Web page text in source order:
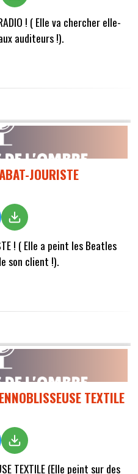
RADIO ! ( Elle va chercher elle-
auditeurs !).
JOURISTE
! ( Elle a peint les Beatles
son client !).
TEXTILE
TEXTILE (Elle peint sur des